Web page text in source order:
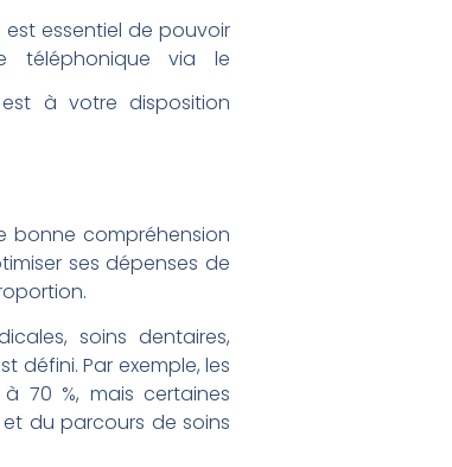
essentiel de pouvoir
téléphonique via le
est à votre disposition
bonne compréhension
ses dépenses de
soins dentaires,
défini. Par exemple, les
70 %, mais certaines
du parcours de soins